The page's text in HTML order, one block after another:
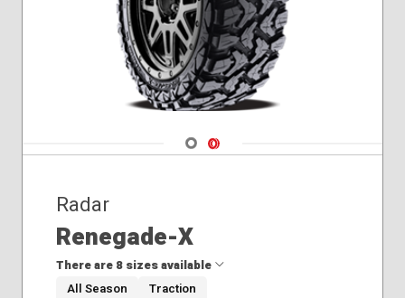
Navigate 1
Navigate 2
Radar
Renegade-X
There are 8 sizes available
All Season Traction